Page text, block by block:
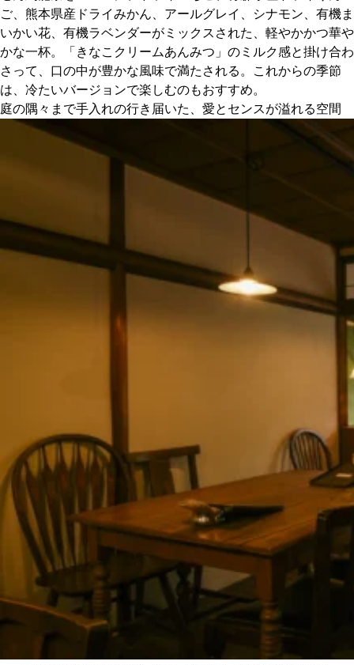
ご、熊本県産ドライみかん、アールグレイ、シナモン、有機ま
いかい花、有機ラベンダーがミックスされた、軽やかかつ華や
かな一杯。「きなこクリームあんみつ」のミルク感と掛け合わ
さって、口の中が豊かな風味で満たされる。これからの季節
は、冷たいバージョンで楽しむのもおすすめ。
庭の隅々まで手入れの行き届いた、愛とセンスが溢れる空間